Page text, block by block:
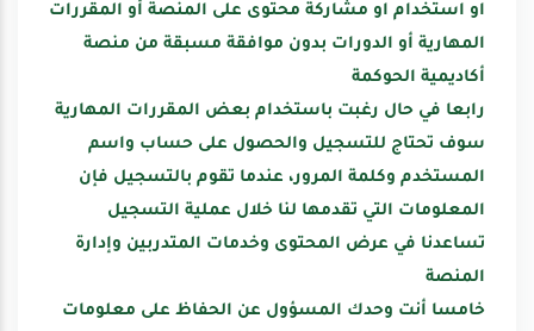
او استخدام او مشاركة محتوى على المنصة أو المقررات
المهارية أو الدورات بدون موافقة مسبقة من منصة
أكاديمية الحوكمة
رابعا في حال رغبت باستخدام بعض المقررات المهارية
سوف تحتاج للتسجيل والحصول على حساب واسم
المستخدم وكلمة المرور، عندما تقوم بالتسجيل فإن
المعلومات التي تقدمها لنا خلال عملية التسجيل
تساعدنا في عرض المحتوى وخدمات المتدربين وإدارة
المنصة
خامسا أنت وحدك المسؤول عن الحفاظ على معلومات